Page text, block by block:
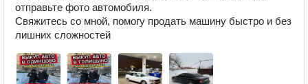
отправьте фото автомобиля.
Свяжитесь со мной, помогу продать машину быстро и без
лишних сложностей